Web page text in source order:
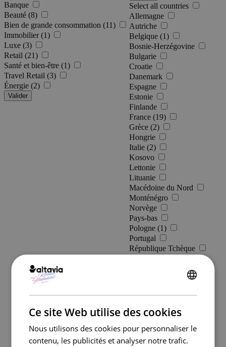
Banque
Beauté (8)
Bien de grande consommation (11)
Immobilier (1)
Luxe (3)
Retail (21)
Santé et bien-être (1)
Travel Retail (3)
Énergie (2)
Valider
Select all countries
Allemagne
Autriche
Belgique (1)
Bosnie-Herzégovine
Bulgarie
Croatie
Danemark
Espagne
Estonie
Finlande
France (19)
Grèce (2)
Hongrie
Italie (2)
Kosovo
Lettonie
Lituanie
Macédoine du Nord
Monténégro
Norvège
Pays-bas
Pologne (1)
Portugal
République Tchèque
Suède
Suisse
Ukraine
Valider
Ce site Web utilise des cookies
Nous utilisons des cookies pour personnaliser le
contenu, les publicités et analyser notre trafic.